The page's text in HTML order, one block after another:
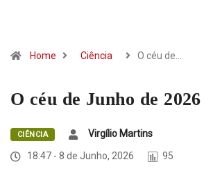
Home Ciência O céu de…
O céu de Junho de 2026
CIÊNCIA
Virgílio Martins
18:47 - 8 de Junho, 2026
95